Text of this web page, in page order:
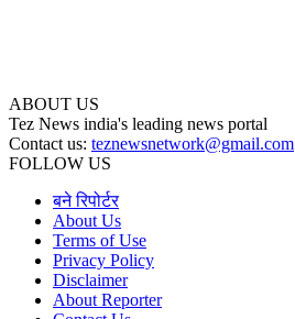
ABOUT US
Tez News india's leading news portal
Contact us: teznewsnetwork@gmail.com
FOLLOW US
बने रिपोर्टर
About Us
Terms of Use
Privacy Policy
Disclaimer
About Reporter